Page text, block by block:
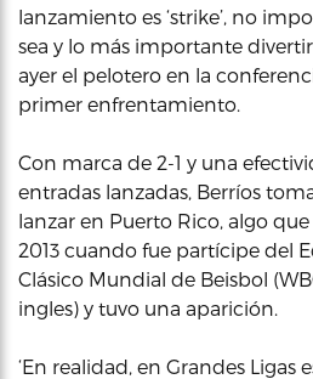
lanzamiento es ‘strike’, no
sea y lo más importante
ayer el pelotero en la
primer enfrentamiento.
Con marca de 2-1 y una
entradas lanzadas, Berríos
lanzar en Puerto Rico, algo
2013 cuando fue partícipe del
Clásico Mundial de Beisbol
ingles) y tuvo una aparición.
‘En realidad, en Grandes